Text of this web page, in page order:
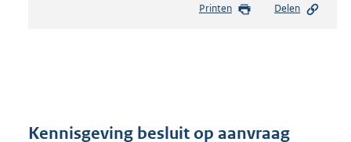
s
r
Printen Delen
Kennisgeving besluit op aanvraag